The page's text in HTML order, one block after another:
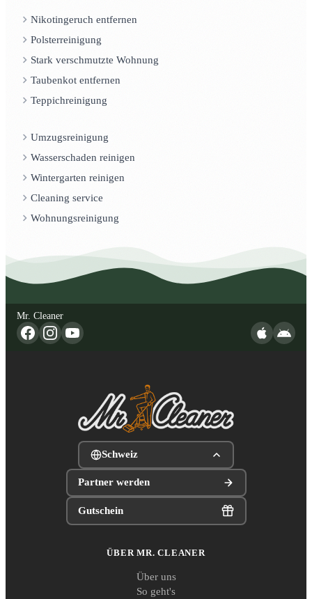
Nikotingeruch entfernen
Polsterreinigung
Stark verschmutzte Wohnung
Taubenkot entfernen
Teppichreinigung
Umzugsreinigung
Wasserschaden reinigen
Wintergarten reinigen
Cleaning service
Wohnungsreinigung
Mr. Cleaner
Schweiz
Partner werden
Gutschein
ÜBER MR. CLEANER
Über uns
So geht's